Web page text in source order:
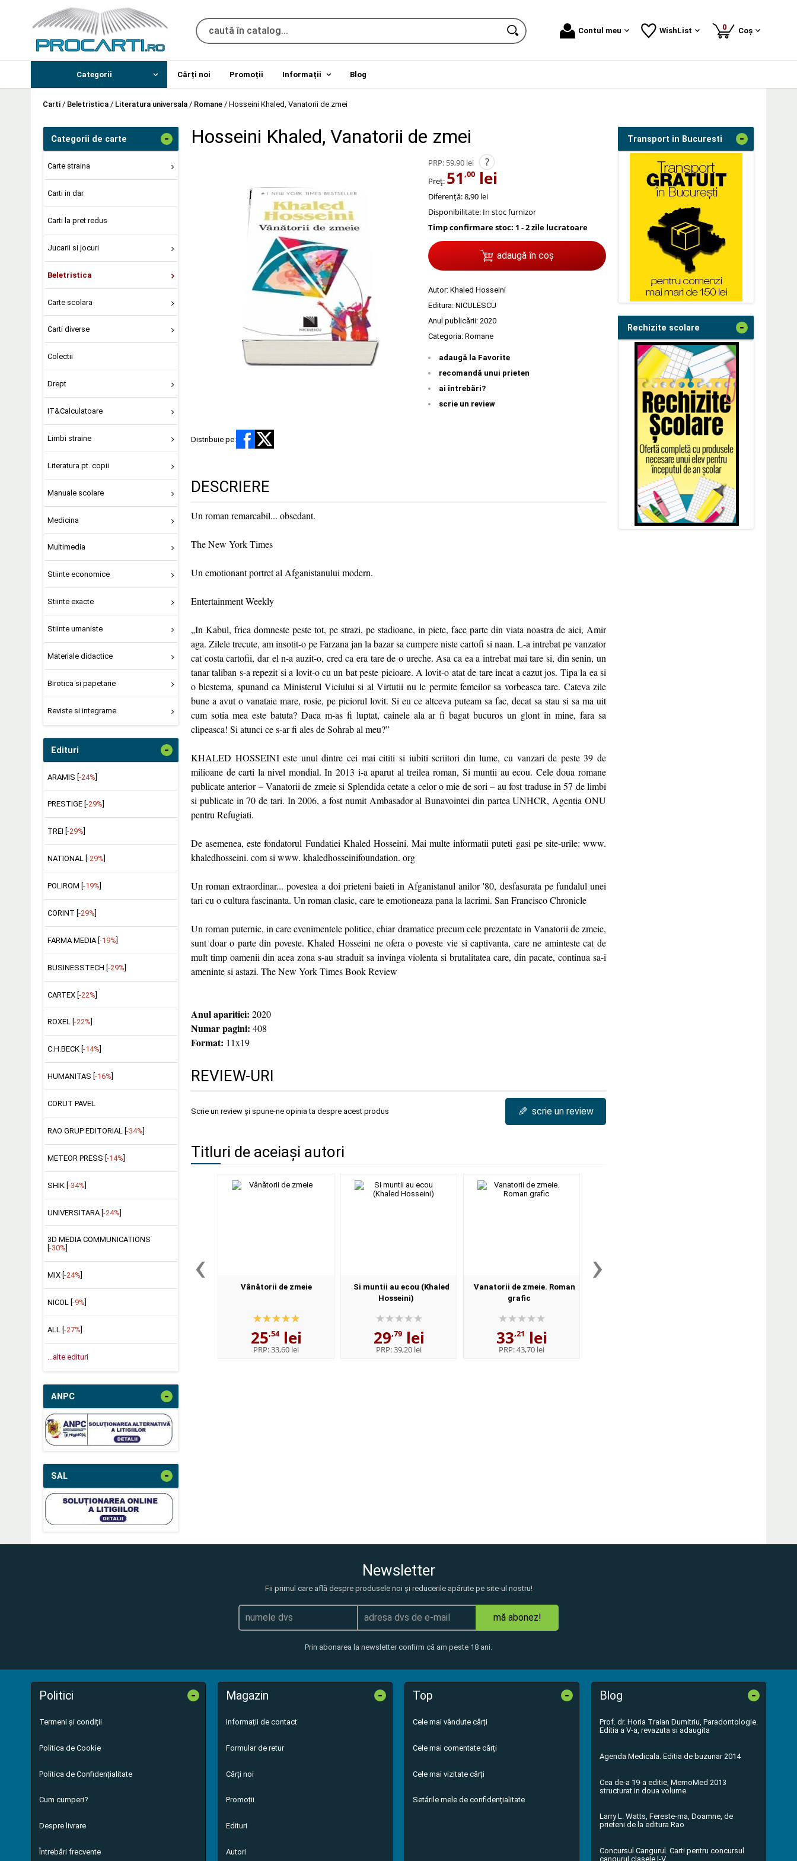
Contul meu WishList 0produse
Coș
Categorii Cărți noi Promoții Informații Blog
Carti / Beletristica / Literatura universala / Romane / Hosseini Khaled, Vanatorii de zmei
Categorii de carte -
Carte straina
Carti in dar
Carti la pret redus
Jucarii si jocuri
Beletristica
Carte scolara
Carti diverse
Colectii
Drept
IT&Calculatoare
Limbi straine
Literatura pt. copii
Manuale scolare
Medicina
Multimedia
Stiinte economice
Stiinte exacte
Stiinte umaniste
Materiale didactice
Birotica si papetarie
Reviste si integrame
Edituri -
ARAMIS [-24%]
PRESTIGE [ -29%
TREI [ -29%
NATIONAL [ -29%
POLIROM [ -19%
CORINT [ -29%
FARMA MEDIA [ -19%
BUSINESSTECH [-29%]
CARTEX [-22%]
ROXEL [ -22%
C.H.BECK [ -14%
HUMANITAS [ -16%
CORUT PAVEL
RAO GRUP EDITORIAL [ -34%
METEOR PRESS [ -14%
SHIK [-34%]
UNIVERSITARA [-24%]
3D MEDIA COMMUNICATIONS
-30%
MIX [ -24%
NICOL [ -9%
ALL [ -27%
...alte edituri
ANPC -
SAL -
Hosseini Khaled, Vanatorii de zmei
PRP: 59,90 lei ?
Preț: 51 ,00 lei
Diferență: 8,90 lei
Disponibilitate: In stoc furnizor
Timp confirmare stoc: 1 - 2 zile lucratoare
adaugă în coș
Autor: Khaled Hosseini
Editura: NICULESCU
Anul publicării: 2020
Categoria: Romane
adaugă la Favorite
recomandă unui prieten
ai întrebări?
scrie un review
Distribuie pe:
DESCRIERE
Un roman remarcabil... obsedant.
The New York Times
Un emotionant portret al Afganistanului modern.
Entertainment Weekly
„In Kabul, frica domneste peste tot, pe strazi, pe stadioane, in piete, face parte din viata noastra de aici, Amir
aga. Zilele trecute, am insotit-o pe Farzana jan la bazar sa cumpere niste cartofi si naan. L-a intrebat pe vanzator
cat costa cartofii, dar el n-a auzit-o, cred ca era tare de o ureche. Asa ca ea a intrebat mai tare si, din senin, un
tanar taliban s-a repezit si a lovit-o cu un bat peste picioare. A lovit-o atat de tare incat a cazut jos. Tipa la ea si
o blestema, spunand ca Ministerul Viciului si al Virtutii nu le permite femeilor sa vorbeasca tare. Cateva zile
bune a avut o vanataie mare, rosie, pe piciorul lovit. Si eu ce altceva puteam sa fac, decat sa stau si sa ma uit
cum sotia mea este batuta? Daca m-as fi luptat, cainele ala ar fi bagat bucuros un glont in mine, fara sa
clipeasca! Si atunci ce s-ar fi ales de Sohrab al meu?”
KHALED HOSSEINI este unul dintre cei mai cititi si iubiti scriitori din lume, cu vanzari de peste 39 de
milioane de carti la nivel mondial. In 2013 i-a aparut al treilea roman, Si muntii au ecou. Cele doua romane
publicate anterior – Vanatorii de zmeie si Splendida cetate a celor o mie de sori – au fost traduse in 57 de limbi
si publicate in 70 de tari. In 2006, a fost numit Ambasador al Bunavointei din partea UNHCR, Agentia ONU
pentru Refugiati.
De asemenea, este fondatorul Fundatiei Khaled Hosseini. Mai multe informatii puteti gasi pe site-urile: www.
khaledhosseini. com si www. khaledhosseinifoundation. org
Un roman extraordinar... povestea a doi prieteni baieti in Afganistanul anilor '80, desfasurata pe fundalul unei
tari cu o cultura fascinanta. Un roman clasic, care te emotioneaza pana la lacrimi. San Francisco Chronicle
Un roman puternic, in care evenimentele politice, chiar dramatice precum cele prezentate in Vanatorii de zmeie,
sunt doar o parte din poveste. Khaled Hosseini ne ofera o poveste vie si captivanta, care ne aminteste cat de
mult timp oamenii din acea zona s-au straduit sa invinga violenta si brutalitatea care, din pacate, continua sa-i
ameninte si astazi. The New York Times Book Review
Anul aparitiei: 2020
Numar pagini: 408
Format: 11x19
REVIEW-URI
Scrie un review și spune-ne opinia ta despre acest produs ✎ scrie un review
Titluri de aceiași autori
‹ Vânătorii de zmeie
25,54lei
PRP:33,60 lei
Si muntii au ecou (Khaled
Hosseini)
29,79lei
PRP:39,20 lei
Vanatorii de zmeie. Roman
grafic
33,21 lei
PRP:43,70 lei
›
Transport in Bucuresti -
Rechizite scolare -
Newsletter
Fii primul care află despre produsele noi și reducerile apărute pe site-ul nostru!
mă abonez!
Prin abonarea la newsletter confirm că am peste 18 ani.
Politici -
Termeni și condiții
Politica de Cookie
Politica de Confidențialitate
Cum cumperi?
Despre livrare
Întrebări frecvente
Magazin -
Informații de contact
Formular de retur
Cărți noi
Promoții
Edituri
Autori
Top -
Cele mai vândute cărți
Cele mai comentate cărți
Cele mai vizitate cărți
Setările mele de confidențialitate
Blog -
Prof. dr. Horia Traian Dumitriu, Paradontologie.
Editia a V-a, revazuta si adaugita
Agenda Medicala. Editia de buzunar 2014
Cea de-a 19-a editie, MemoMed 2013
structurat in doua volume
Larry L. Watts, Fereste-ma, Doamne, de
prieteni de la editura Rao
Concursul Cangurul. Carti pentru concursul
cangurul clasele I-V